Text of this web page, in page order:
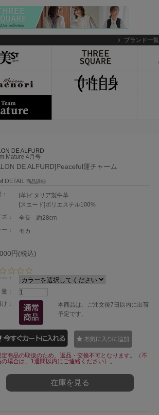
ブランド一覧
DE ALFURD
Mature 4月号
DE ALFURD]Peaceful運チャーム
DETAIL 商品詳細
[革]イタリア製牛革
[スエード]ポリエステル100%
：
全長 約28cm
：
モカ
円(税込)
0
s
t
a
r
r
a
t
i
n
g
：
：
：
本商品は、ご注文後7日以内に出荷
予定です。
商品の取扱のため、返品・交換不可となります。（不
の場合は、1週間以内にご連絡ください）。
在庫を見る